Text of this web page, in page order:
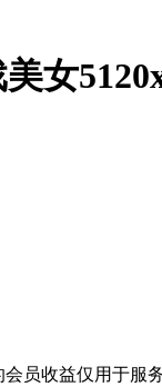
女
收益仅用于服